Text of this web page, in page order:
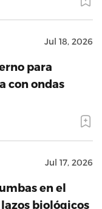
Jul 18, 2026
para
con ondas
Jul 17, 2026
en el
biológicos